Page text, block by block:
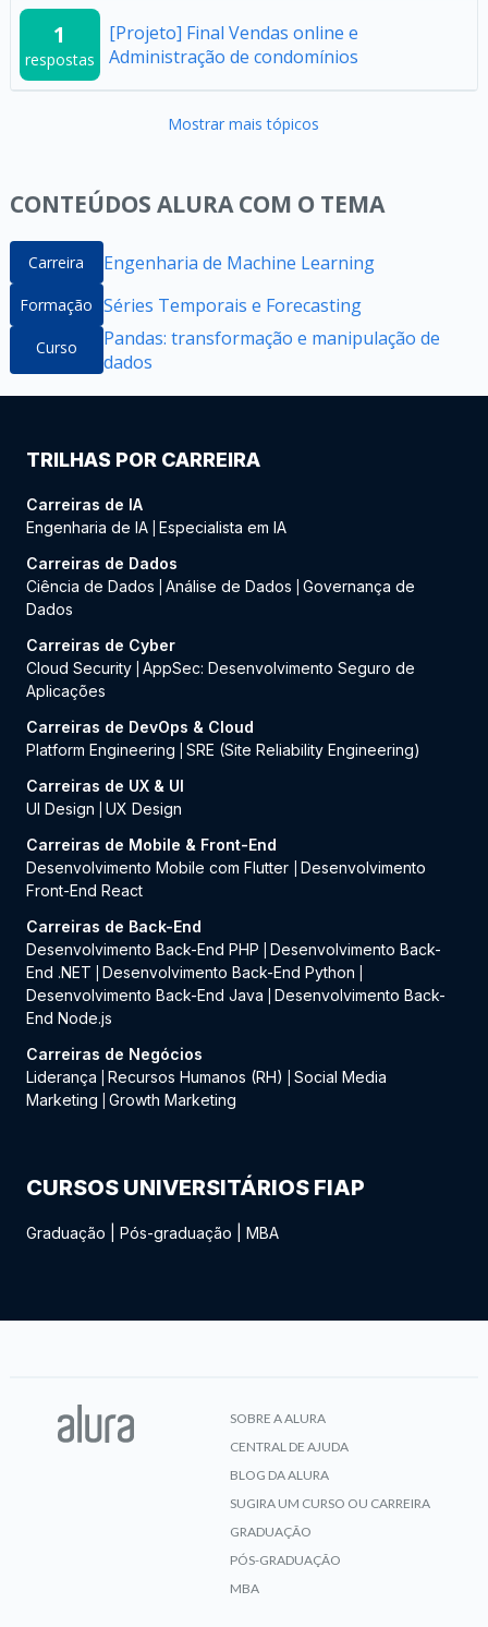
1
respostas
[Projeto] Final Vendas online e
Administração de condomínios
Mostrar mais tópicos
CONTEÚDOS ALURA COM O TEMA
Carreira Engenharia de Machine Learning
Formação Séries Temporais e Forecasting
Curso
Pandas: transformação e manipulação de
dados
TRILHAS POR CARREIRA
Carreiras de IA
Engenharia de IA Especialista em IA
Carreiras de Dados
Ciência de Dados
Análise de Dados
Governança de
Dados
Carreiras de Cyber
Cloud Security AppSec: Desenvolvimento Seguro de
Aplicações
Carreiras de DevOps & Cloud
Platform Engineering
SRE (Site Reliability Engineering)
Carreiras de UX & UI
UI Design
UX Design
Carreiras de Mobile & Front-End
Desenvolvimento Mobile com Flutter
Desenvolvimento
Front-End React
Carreiras de Back-End
Desenvolvimento Back-End PHP
Desenvolvimento Back-
End .NET
Desenvolvimento Back-End Python
Desenvolvimento Back-End Java
Desenvolvimento Back-
End Node.js
Carreiras de Negócios
Liderança
Recursos Humanos (RH)
Social Media
Marketing
Growth Marketing
CURSOS UNIVERSITÁRIOS FIAP
Graduação Pós-graduação MBA
SOBRE A ALURA
CENTRAL DE AJUDA
BLOG DA ALURA
SUGIRA UM CURSO OU CARREIRA
GRADUAÇÃO
PÓS-GRADUAÇÃO
MBA